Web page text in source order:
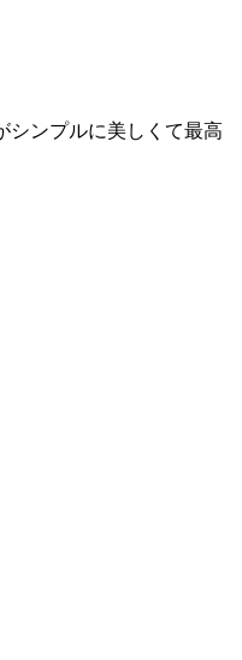
シンプルに美しくて最高